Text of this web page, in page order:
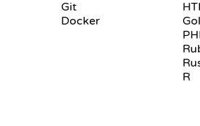
Git
Docker
R